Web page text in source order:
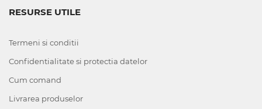
RESURSE UTILE
Termeni si conditii
Confidentialitate si protectia datelor
Cum comand
Livrarea produselor